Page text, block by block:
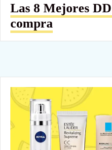
Las 8 Mejores
compra